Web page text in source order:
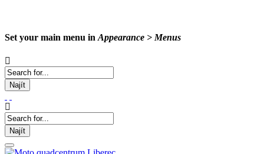
Set your main menu in Appearance > Menus
Najít
Najít